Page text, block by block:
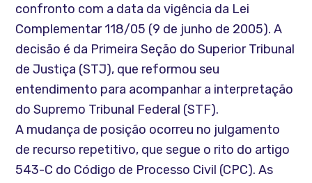
confronto com a data da vigência da Lei
Complementar 118/05 (9 de junho de 2005). A
decisão é da Primeira Seção do Superior Tribunal
de Justiça (STJ), que reformou seu
entendimento para acompanhar a interpretação
do Supremo Tribunal Federal (STF).
A mudança de posição ocorreu no julgamento
de recurso repetitivo, que segue o rito do artigo
543-C do Código de Processo Civil (CPC). As